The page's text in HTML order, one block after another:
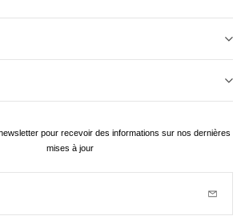
pour recevoir des informations sur nos dernières
mises à jour